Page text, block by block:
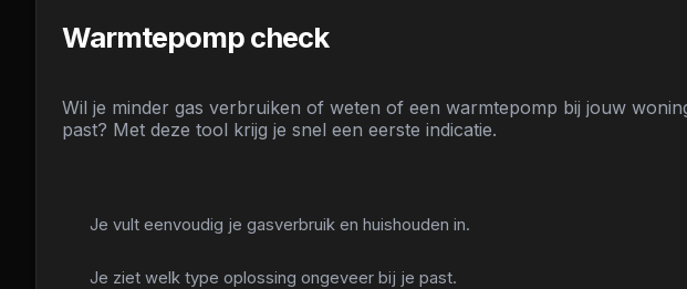
Warmtepomp check
Wil je minder gas verbruiken of weten of een warmtepomp bij jouw
past? Met deze tool krijg je snel een eerste indicatie.
Je vult eenvoudig je gasverbruik en huishouden in.
Je ziet welk type oplossing ongeveer bij je past.